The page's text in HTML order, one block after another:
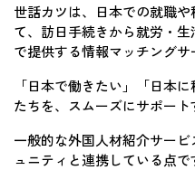
世話カツは、日本での就職
て、訪日手続きから就労・
で提供する情報マッチングサ
「日本で働きたい」「日本
たちを、スムーズにサポート
一般的な外国人材紹介サー
ュニティと連携している点で